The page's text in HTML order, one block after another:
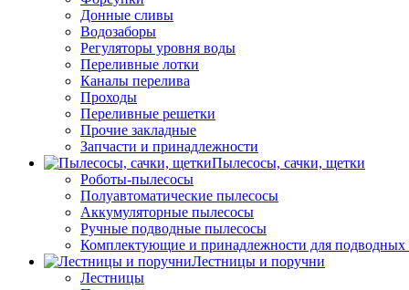
Донные сливы
Водозаборы
Регуляторы уровня воды
Переливные лотки
Каналы перелива
Проходы
Переливные решетки
Прочие закладные
Запчасти и принадлежности
Пылесосы, сачки, щетки
Роботы-пылесосы
Полуавтоматические пылесосы
Аккумуляторные пылесосы
Ручные подводные пылесосы
Комплектующие и принадлежности для подводных
Лестницы и поручни
Лестницы